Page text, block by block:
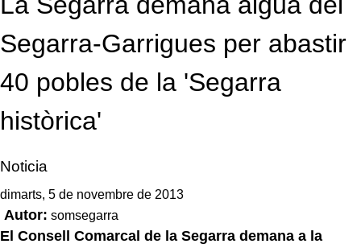
Segarra-Garrigues per abastir
40 pobles de la 'Segarra
històrica'
Noticia
dimarts, 5 de novembre de 2013
Autor: somsegarra
El Consell Comarcal de la Segarra demana a la